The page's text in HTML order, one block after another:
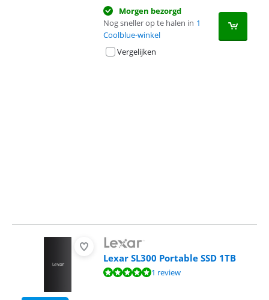
Morgen bezorgd
Nog sneller op te halen in 1
Coolblue-winkel
Vergelijken
Lexar SL300 Portable SSD 1TB
Beoordeling is 10 van de 10, gebaseerd op 1 review.
1 review